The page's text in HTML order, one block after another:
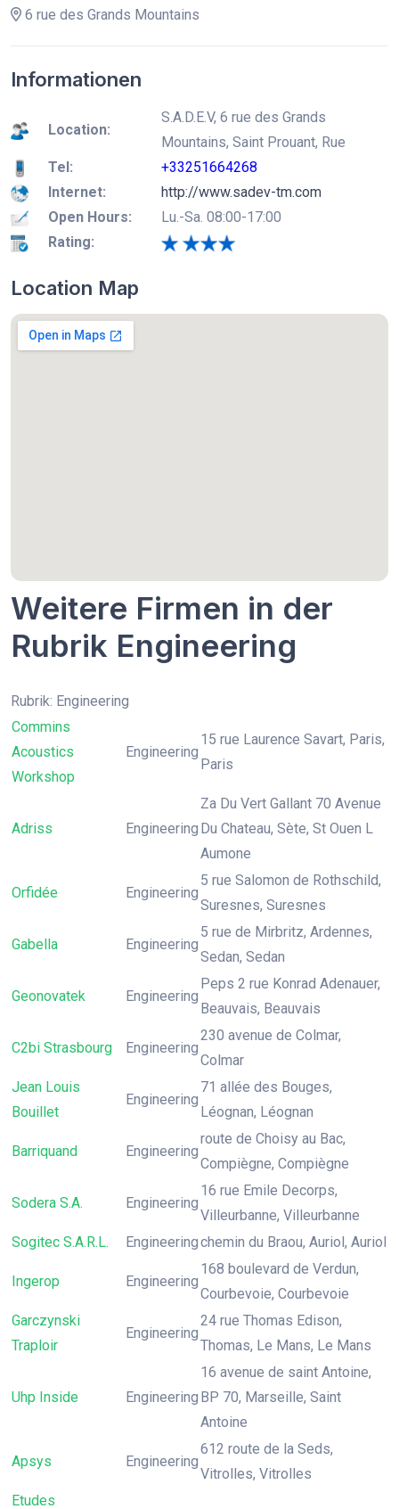
6 rue des Grands Mountains
Informationen
Location:
S.A.D.E.V, 6 rue des Grands
Mountains, Saint Prouant, Rue
Tel:
+33251664268
Internet:
http://www.sadev-tm.com
Open Hours:
Lu.-Sa. 08:00-17:00
Rating:
Location Map
Weitere Firmen in der
Rubrik Engineering
Rubrik: Engineering
Commins
Acoustics
Workshop
Engineering
15 rue Laurence Savart, Paris,
Paris
Adriss Engineering
Za Du Vert Gallant 70 Avenue
Du Chateau, Sète, St Ouen L
Aumone
Orfidée Engineering
5 rue Salomon de Rothschild,
Suresnes, Suresnes
Gabella Engineering
5 rue de Mirbritz, Ardennes,
Sedan, Sedan
Geonovatek Engineering
Peps 2 rue Konrad Adenauer,
Beauvais, Beauvais
C2bi Strasbourg Engineering
230 avenue de Colmar,
Colmar
Jean Louis
Bouillet
Engineering
71 allée des Bouges,
Léognan, Léognan
Barriquand Engineering
route de Choisy au Bac,
Compiègne, Compiègne
Sodera S.A. Engineering
16 rue Emile Decorps,
Villeurbanne, Villeurbanne
Sogitec S.A.R.L.
Engineeringchemin du Braou, Auriol, Auriol
Ingerop Engineering
168 boulevard de Verdun,
Courbevoie, Courbevoie
Garczynski
Traploir
Engineering
24 rue Thomas Edison,
Thomas, Le Mans, Le Mans
Uhp Inside Engineering
16 avenue de saint Antoine,
BP 70, Marseille, Saint
Antoine
Apsys Engineering
612 route de la Seds,
Vitrolles, Vitrolles
Etudes